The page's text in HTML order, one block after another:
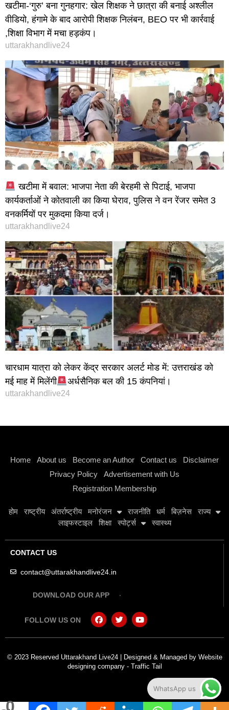
खटीमा-‘गुरु’ बना गुनहगार: खेल शिक्षक ने छात्रा की बनाई अश्लील
वीडियो, हंगामे के बाद आरोपी शिक्षक निलंबन, BEO पर भी कार्रवाई
,शिक्षा विभाग में मचा हड़कंप।
uttarakhandlive24
खटीमा में बवाल: भाजपा नेता की बेरहमी से पिटाई, भाजपा
कार्यकर्ताओं ने कोतवाली का किया घेराव, पुलिस ने वन रेंजर समेत 3
वनकर्मियों पर मुकदमा किया दर्ज।
uttarakhandlive24
चारधाम यात्रा को लेकर केंद्र सरकार अलर्ट मोड में: उत्तराखंड को
मई माह में मिलेंगी
अर्धसैनिक बल की 15 कंपनियां।
uttarakhandlive24
Home About us Become an Author Contact us
Disclaimer
Privacy Policy
Advertisement with Us
Registration Membership
होम राष्ट्रीय अंतर्राष्ट्रीय मनोरंजन राजनीति धर्म बिज़नेस
राज्य
लाइफस्टाइल
शिक्षा स्पोर्ट्स स्वास्थ्य
CONTACT US
contact@uttarakhandlive24.in
DOWNLOAD OUR APP
FOLLOW US ON
© 2023 Reserved Uttarakhand Live24 | Designed & Managed by Website
designing company- Traffic Tail
WhatsApp us